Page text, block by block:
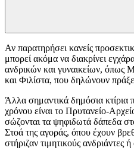
Αν παρατηρήσει κανείς
μπορεί ακόμα να διακρίνει
ανδρικών και γυναικείων, όπως
και Φιλίστα, που δηλώνουν
Άλλα σημαντικά δημόσια κτίρια
χρόνου είναι το Πρυτανείο-
σώζονται τα ψηφιδωτά δάπεδα
Στοά της αγοράς, όπου έχουν
στήριζαν τιμητικούς ανδριάντες